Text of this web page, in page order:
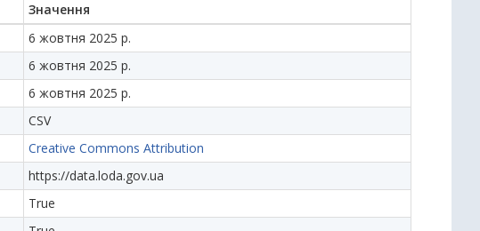
Значення
6 жовтня 2025 р.
6 жовтня 2025 р.
6 жовтня 2025 р.
CSV
Creative Commons Attribution
https://data.loda.gov.ua
True